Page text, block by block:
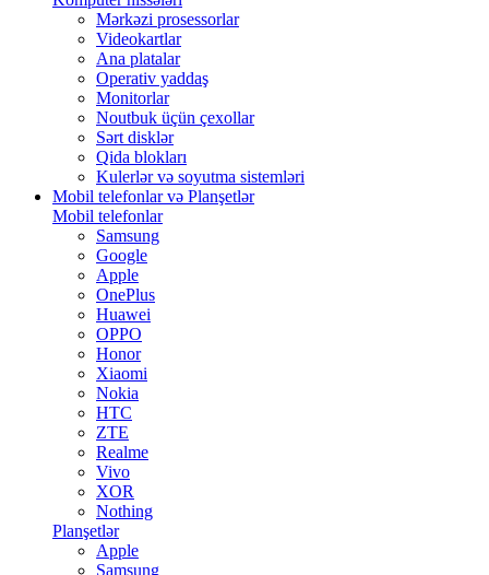
Mərkəzi prosessorlar
Videokartlar
Ana platalar
Operativ yaddaş
Monitorlar
Noutbuk üçün çexollar
Sərt disklər
Qida blokları
Kulerlər və soyutma sistemləri
Mobil telefonlar və Planşetlər
Mobil telefonlar
Samsung
Google
Apple
OnePlus
Huawei
OPPO
Honor
Xiaomi
Nokia
HTC
ZTE
Realme
Vivo
XOR
Nothing
Planşetlər
Apple
Samsung